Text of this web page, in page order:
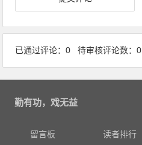
已通过评论：0 待审核评论数：0
勤有功，戏无益
留言板 读者排行